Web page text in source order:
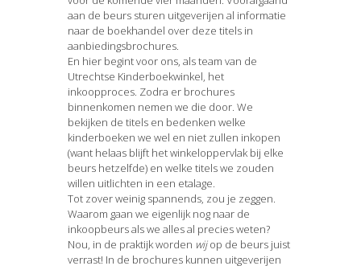
aan de beurs sturen uitgeverijen al informatie
naar de boekhandel over deze titels in
aanbiedingsbrochures.
En hier begint voor ons, als team van de
Utrechtse Kinderboekwinkel, het
inkoopproces. Zodra er brochures
binnenkomen nemen we die door. We
bekijken de titels en bedenken welke
kinderboeken we wel en niet zullen inkopen
(want helaas blijft het winkeloppervlak bij elke
beurs hetzelfde) en welke titels we zouden
willen uitlichten in een etalage.
Tot zover weinig spannends, zou je zeggen.
Waarom gaan we eigenlijk nog naar de
inkoopbeurs als we alles al precies weten?
Nou, in de praktijk worden wijop de beurs juist
verrast! In de brochures kunnen uitgeverijen